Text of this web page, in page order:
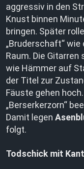
aggressiv in den
Knust binnen
bringen. Später
„Bruderschaft“
Raum. Die
wie Hämmer auf
der Titel zur
Fäuste gehen
„Berserkerzorn“
Damit legen
folgt.
Todschick mit